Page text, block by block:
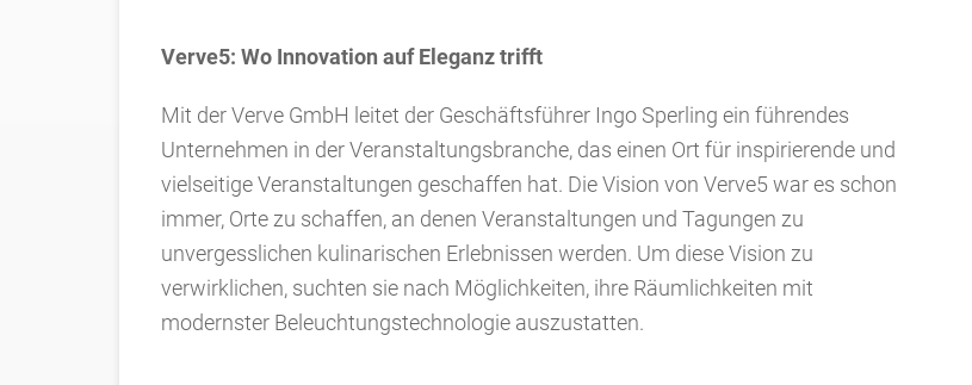
Verve5: Wo Innovation auf Eleganz trifft
Mit der Verve GmbH leitet der Geschäftsführer Ingo Sperling ein führendes
Unternehmen in der Veranstaltungsbranche, das einen Ort für inspirierende und
vielseitige Veranstaltungen geschaffen hat. Die Vision von Verve5 war es schon
immer, Orte zu schaffen, an denen Veranstaltungen und Tagungen zu
unvergesslichen kulinarischen Erlebnissen werden. Um diese Vision zu
verwirklichen, suchten sie nach Möglichkeiten, ihre Räumlichkeiten mit
modernster Beleuchtungstechnologie auszustatten.